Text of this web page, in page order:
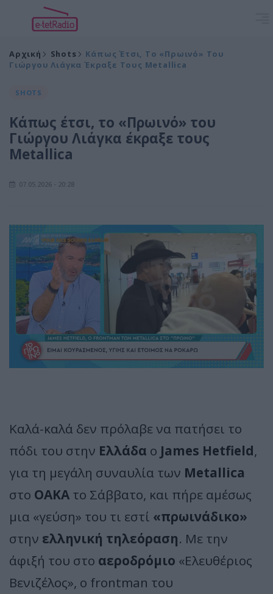
Αρχική Shots
Κάπως Έτσι, Το «Πρωινό» Του
Γιώργου Λιάγκα Έκραξε Τους Metallica
SHOTS
Κάπως έτσι, το «Πρωινό» του
Γιώργου Λιάγκα έκραξε τους
Metallica
07.05.2026 - 20:28
Καλά-καλά δεν πρόλαβε να πατήσει το
πόδι του στην Ελλάδα ο James Hetfield,
για τη μεγάλη συναυλία των Metallica
στο ΟΑΚΑ το Σάββατο, και πήρε αμέσως
μια «γεύση» του τι εστί «πρωινάδικο»
στην ελληνική τηλεόραση. Με την
άφιξή του στο αεροδρόμιο «Ελευθέριος
Βενιζέλος», ο frontman του